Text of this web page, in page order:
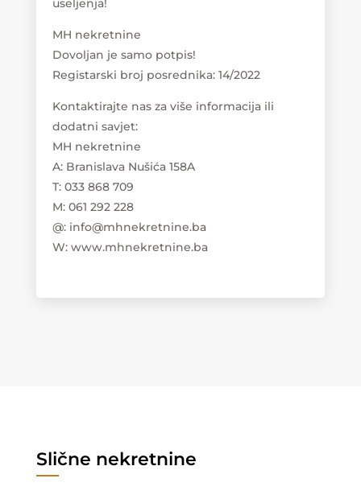
useljenja!
MH nekretnine
Dovoljan je samo potpis!
Registarski broj posrednika: 14/2022
Kontaktirajte nas za više informacija ili
dodatni savjet:
MH nekretnine
A: Branislava Nušića 158A
T: 033 868 709
M: 061 292 228
@: info@mhnekretnine.ba
W: www.mhnekretnine.ba
Slične nekretnine